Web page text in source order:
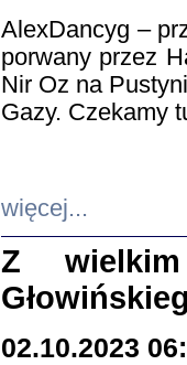
AlexDancyg –
porwany przez
Nir Oz na
Gazy. Czekamy
więcej...
Z
02.10.2023